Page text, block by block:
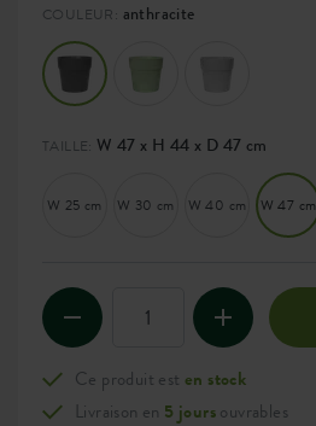
COULEUR: anthracite
TAILLE: W 47 x H 44 x D 47 cm
W 25 cm W 30 cm W 40 cm W 47 cm
Ce produit est en stock
Livraison en 5 joursouvrables